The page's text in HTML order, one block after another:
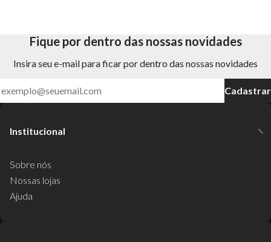
Fique por dentro das nossas novidades
Insira seu e-mail para ficar por dentro das nossas novidades
Cadastrar
Institucional
Sobre nós
Nossas lojas
Ajuda